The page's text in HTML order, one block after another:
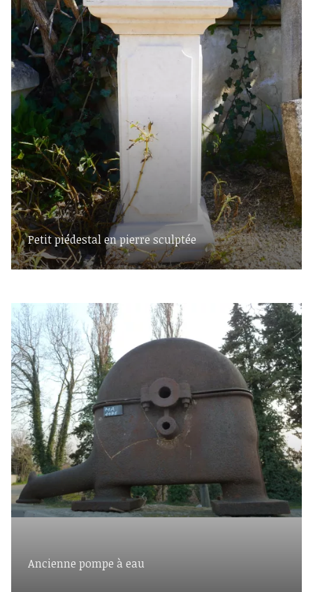
Petit piédestal en pierre sculptée
Ancienne pompe à eau